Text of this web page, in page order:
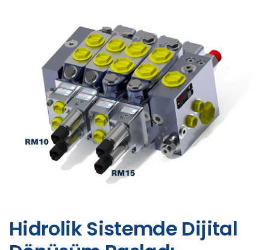
Hidrolik Sistemde Dijital